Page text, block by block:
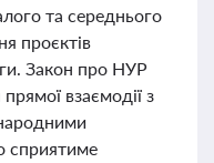
та середнього
проєктів
Закон про НУР
взаємодії з
сприятиме